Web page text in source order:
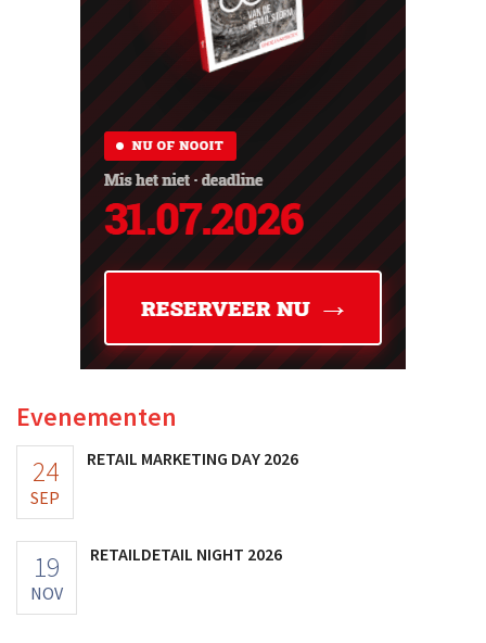
Evenementen
24
SEP
RETAIL MARKETING DAY 2026
19
NOV
RETAILDETAIL NIGHT 2026